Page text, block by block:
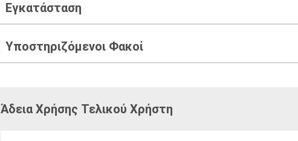
Εγκατάσταση
Υποστηριζόμενοι Φακοί
Άδεια Χρήσης Τελικού Χρήστη